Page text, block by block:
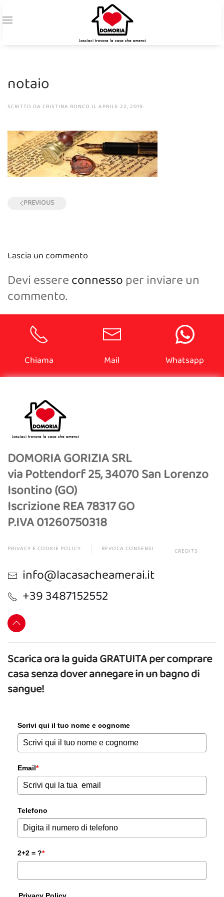
notaio
SCRITTO DA CRISTINA RONCO IL APRILE 22, 2019.
PREVIOUS
Lascia un commento
Devi essereconnessoper inviare un
commento.
Chiama Mail Whatsapp
DOMORIA GORIZIA SRL
via Pottendorf 25, 34070 San Lorenzo
Isontino (GO)
Iscrizione REA 78317 GO
P.IVA 01260750318
PRIVACY E COOKIE POLICY REVOCA CONSENSI CREDITS
info@lacasacheamerai.it
+39 3487152552
Scarica ora la guida GRATUITA per comprare
casa senza dover annegare in un bagno di
sangue!
Scrivi qui il tuo nome e cognome
Email*
Telefono
2+2 = ?*
Privacy Policy